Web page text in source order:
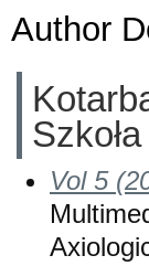
Author
Vol 5